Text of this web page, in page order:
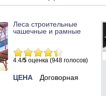
Леса строительные
чашечные и рамные
4.4/5 оценка (948 голосов)
ЦЕНА Договорная